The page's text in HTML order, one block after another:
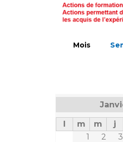
Laïcité et cultes
Les associations
Salon des familles
Les structures de
Mois
l m m j
1
2 3